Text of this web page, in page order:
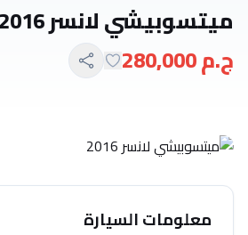
ميتسوبيشي لانسر 2016
ج.م 280,000
معلومات السيارة